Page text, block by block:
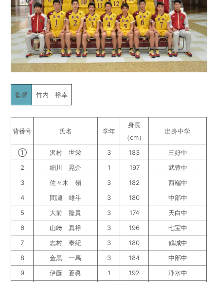
監督 竹内 裕幸
背番号 氏名 学年
身長
（cm）
出身中学
① 沢村 世栄 3 183
三好中
2
細川 晃介 1 197
武豊中
3
佐々木 嶺 3 182
西端中
4
間瀬 雄斗 3 180
中部中
5
大前 隆貴 3 174
天白中
6
山﨑 真裕 3 196
七宝中
7
志村 泰紀 3 180
鶴城中
8
金黒 一馬 3 184
中部中
9
伊藤 蒼眞 1 192
浄水中